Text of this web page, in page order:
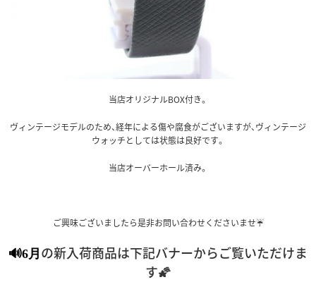
当店オリジナルBOX付き。
ヴィンテージモデルのため、経年による傷や腐食がございますが、ヴィンテージ
ウォッチとしては状態は良好です。
当店オーバーホール済み。
ご興味ございましたら是非お問い合わせくださいませ☔
🔊6月 の新入荷商品は下記バナーからご覧いただけま
す🌠